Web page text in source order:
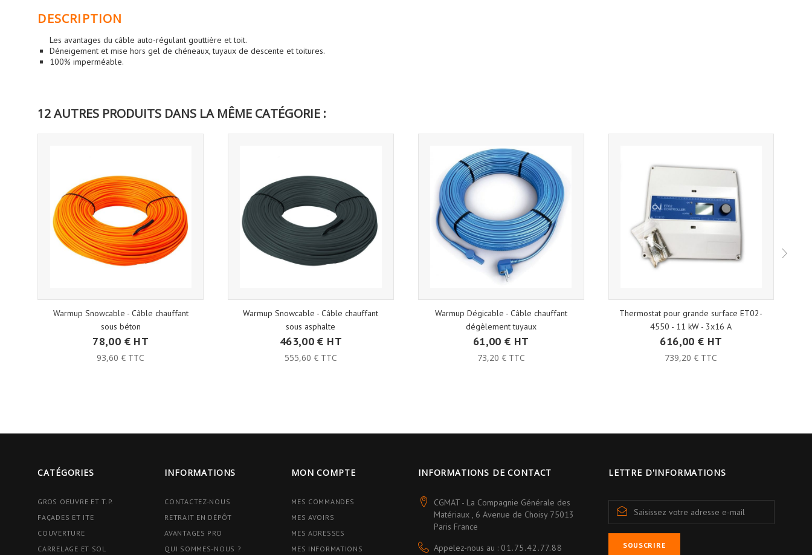
DESCRIPTION
Les avantages du câble auto-régulant gouttière et toit.
Déneigement et mise hors gel de chéneaux, tuyaux de descente et toitures.
100% imperméable.
12 AUTRES PRODUITS DANS LA MÊME CATÉGORIE :
Warmup Snowcable - Câble chauffant
sous béton
78,00 € HT
93,60 € TTC
Warmup Snowcable - Câble chauffant
sous asphalte
463,00 € HT
555,60 € TTC
Warmup Dégicable - Câble chauffant
dégèlement tuyaux
61,00 € HT
73,20 € TTC
Thermostat pour grande surface ET02-
4550 - 11 kW - 3x16 A
616,00 € HT
739,20 € TTC
CATÉGORIES
GROS OEUVRE ET T.P.
FAÇADES ET ITE
COUVERTURE
CARRELAGE ET SOL
INFORMATIONS
CONTACTEZ-NOUS
RETRAIT EN DÉPÔT
AVANTAGES PRO
QUI SOMMES-NOUS ?
MON COMPTE
MES COMMANDES
MES AVOIRS
MES ADRESSES
MES INFORMATIONS
INFORMATIONS DE CONTACT
CGMAT - La Compagnie Générale des
Matériaux , 6 Avenue de Choisy 75013
Paris France
Appelez-nous au : 01.75.42.77.88
LETTRE D'INFORMATIONS
SOUSCRIRE